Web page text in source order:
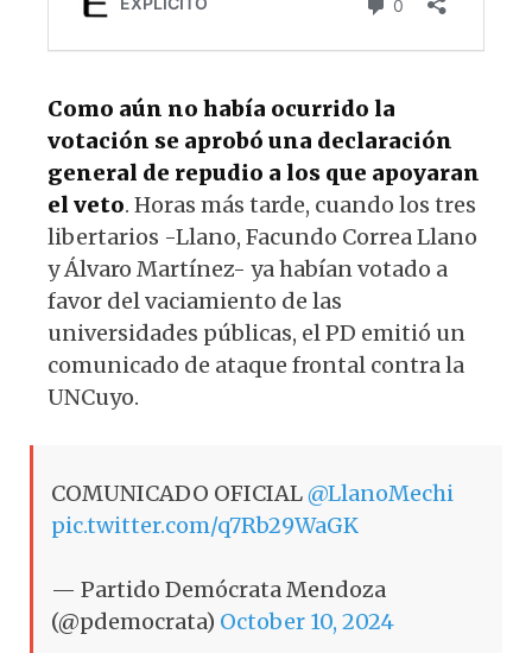
Como aún no había ocurrido la
votación se aprobó una declaración
general de repudio a los que apoyaran
el veto. Horas más tarde, cuando los tres
libertarios -Llano, Facundo Correa Llano
y Álvaro Martínez- ya habían votado a
favor del vaciamiento de las
universidades públicas, el PD emitió un
comunicado de ataque frontal contra la
UNCuyo.
COMUNICADO OFICIAL@LlanoMechi
pic.twitter.com/q7Rb29WaGK
— Partido Demócrata Mendoza
(@pdemocrata) October 10, 2024